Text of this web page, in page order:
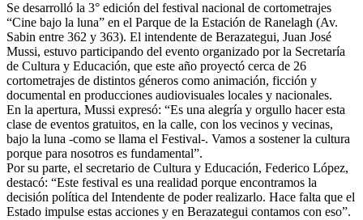
Se desarrolló la 3° edición del festival nacional de cortometrajes
“Cine bajo la luna” en el Parque de la Estación de Ranelagh (Av.
Sabin entre 362 y 363). El intendente de Berazategui, Juan José
Mussi, estuvo participando del evento organizado por la Secretaría
de Cultura y Educación, que este año proyectó cerca de 26
cortometrajes de distintos géneros como animación, ficción y
documental en producciones audiovisuales locales y nacionales.
En la apertura, Mussi expresó: “Es una alegría y orgullo hacer esta
clase de eventos gratuitos, en la calle, con los vecinos y vecinas,
bajo la luna -como se llama el Festival-. Vamos a sostener la cultura
porque para nosotros es fundamental”.
Por su parte, el secretario de Cultura y Educación, Federico López,
destacó: “Este festival es una realidad porque encontramos la
decisión política del Intendente de poder realizarlo. Hace falta que el
Estado impulse estas acciones y en Berazategui contamos con eso”.